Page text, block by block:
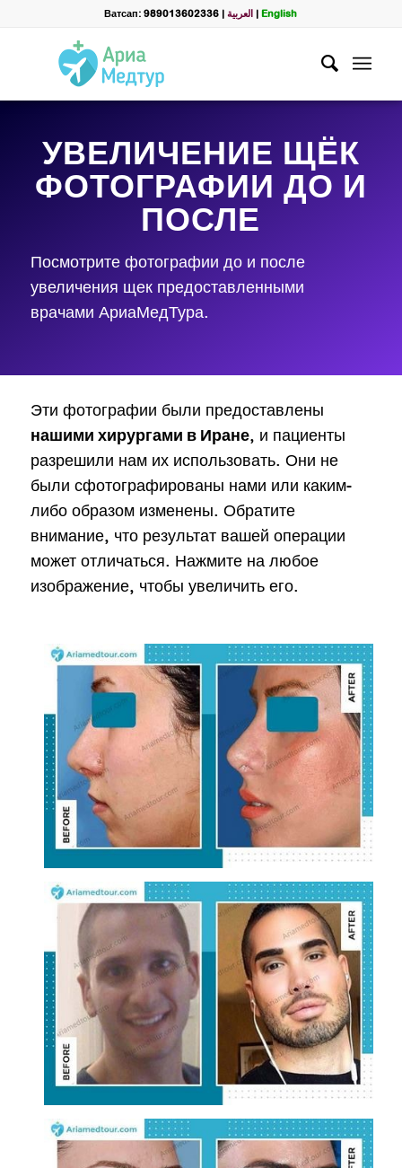
Ватсап: 989013602336 |العربية |English
УВЕЛИЧЕНИЕ ЩЁК
ФОТОГРАФИИ ДО И
ПОСЛЕ
Посмотрите фотографии до и после
увеличения щек предоставленными
врачами АриаМедТура.
Эти фотографии были предоставлены
нашими хирургами в Иране, и пациенты
разрешили нам их использовать. Они не
были сфотографированы нами или каким-
либо образом изменены. Обратите
внимание, что результат вашей операции
может отличаться. Нажмите на любое
изображение, чтобы увеличить его.